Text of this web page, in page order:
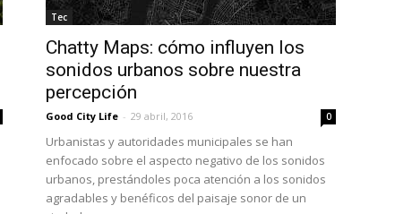
Tec
Chatty Maps: cómo influyen los
sonidos urbanos sobre nuestra
percepción
Good City Life - 29 abril, 2016 0
Urbanistas y autoridades municipales se han
enfocado sobre el aspecto negativo de los sonidos
urbanos, prestándoles poca atención a los sonidos
agradables y benéficos del paisaje sonor de un